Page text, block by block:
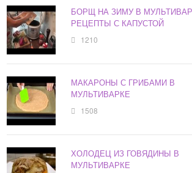
БОРЩ НА ЗИМУ В
РЕЦЕПТЫ С КАПУСТОЙ
1210
МАКАРОНЫ С ГРИБАМИ В
МУЛЬТИВАРКЕ
1508
ХОЛОДЕЦ ИЗ ГОВЯДИНЫ В
МУЛЬТИВАРКЕ